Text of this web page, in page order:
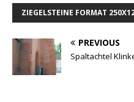
ZIEGELSTEINE FORMAT
PREVIOUS
Spaltachtel